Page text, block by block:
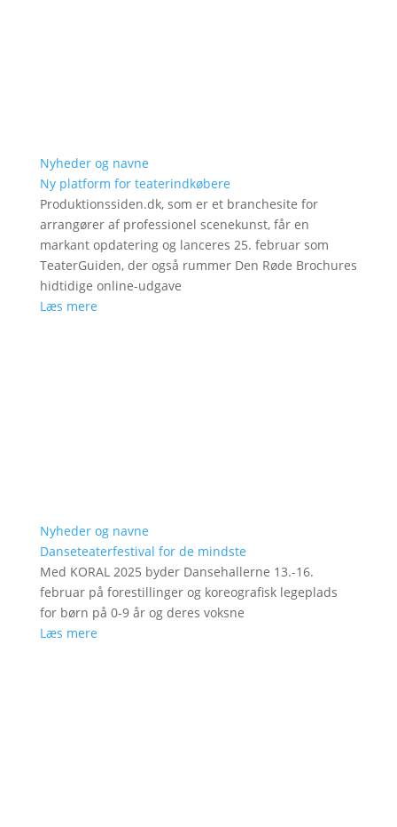
Nyheder og navne
Ny platform for teaterindkøbere
Produktionssiden.dk, som er et branchesite for
arrangører af professionel scenekunst, får en
markant opdatering og lanceres 25. februar som
TeaterGuiden, der også rummer Den Røde Brochures
hidtidige online-udgave
Læs mere
Nyheder og navne
Danseteaterfestival for de mindste
Med KORAL 2025 byder Dansehallerne 13.-16.
februar på forestillinger og koreografisk legeplads
for børn på 0-9 år og deres voksne
Læs mere